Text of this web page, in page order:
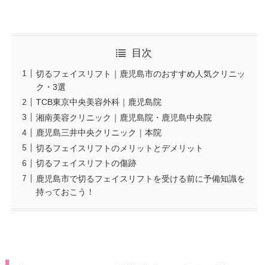
目次
切るフェイスリフト｜鹿児島市のおすすめ人気クリニッ
ク・3選
TCB東京中央美容外科｜鹿児島院
湘南美容クリニック｜鹿児島院・鹿児島中央院
鹿児島三井中央クリニック｜本院
切るフェイスリフトのメリットとデメリット
切るフェイスリフトの傷跡
鹿児島市で切るフェイスリフトを受ける前に予備知識を
持っておこう！